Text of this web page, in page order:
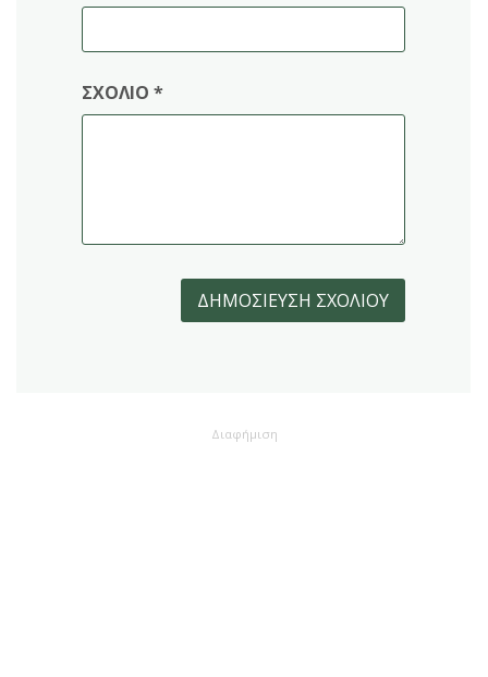
ΣΧΌΛΙΟ *
Διαφήμιση